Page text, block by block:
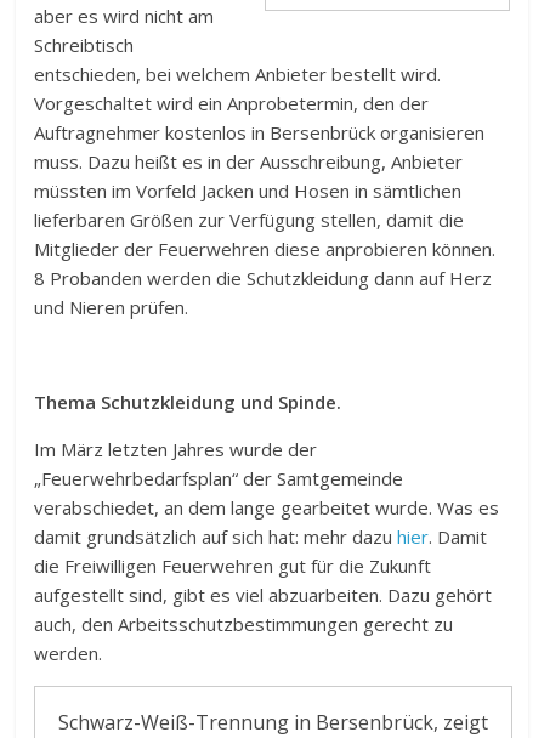
aber es wird nicht am
Schreibtisch
entschieden, bei welchem Anbieter bestellt wird.
Vorgeschaltet wird ein Anprobetermin, den der
Auftragnehmer kostenlos in Bersenbrück organisieren
muss. Dazu heißt es in der Ausschreibung, Anbieter
müssten im Vorfeld Jacken und Hosen in sämtlichen
lieferbaren Größen zur Verfügung stellen, damit die
Mitglieder der Feuerwehren diese anprobieren können.
8 Probanden werden die Schutzkleidung dann auf Herz
und Nieren prüfen.
Thema Schutzkleidung und Spinde.
Im März letzten Jahres wurde der
„Feuerwehrbedarfsplan“ der Samtgemeinde
verabschiedet, an dem lange gearbeitet wurde. Was es
damit grundsätzlich auf sich hat: mehr dazuhier. Damit
die Freiwilligen Feuerwehren gut für die Zukunft
aufgestellt sind, gibt es viel abzuarbeiten. Dazu gehört
auch, den Arbeitsschutzbestimmungen gerecht zu
werden.
Schwarz-Weiß-Trennung in Bersenbrück, zeigt